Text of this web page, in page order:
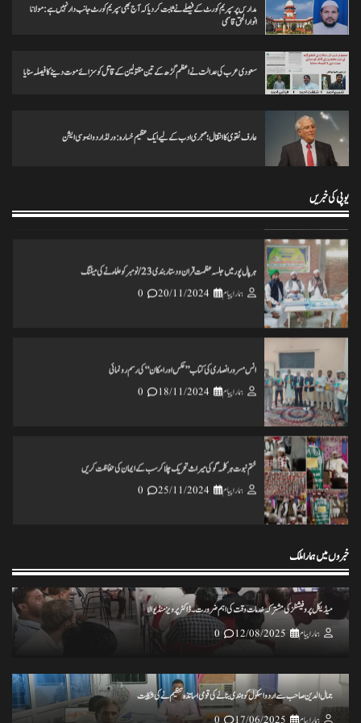
مدارس پر سپریم کورٹ کے فیصلے نے ثابت کردیا کہ آج بھی سپریم کورٹ جانب دار نہیں ہے: مولانا
انوارالحق قاسمی
سعودی عرب کی عدالت نے اعظم گڑھ کے تین مقتولین کے قاتل کو سزائے موت دینے کا فیصلہ سنایا
عارف نقوی کا انتقال؛ مہجری ادب کے لیے ایک عظیم خسارہ: ورلڈ اردو ایسوسی ایشن
یوپی کی خبریں
ختم نبوت ہر کلمہ گو کی میراث تحریک چلاکرسب کے ایمان کی حفاظت کریں
ہرپال پور میں جلسہ عظمت قران و دستاربندی 23/نومبر کو علماء نے کی میٹنگ
انس مسرور انصاری کی کتاب ’’عکس اورامکان ‘‘ کی رسم رونمائی
ختم نبوت ہر کلمہ گو کی میراث تحریک چلاکرسب کے ایمان کی حفاظت کریں
ہمارا پیام
20/11/2024
0
ہمارا پیام
20/11/2024
0
خبروں میں ہمارا ملک
میڈیکل پروفیشنلز کی مشترکہ خدمات وقت کی اہم ضرورت۔ ڈاکٹر پرویز منڈیوالا
ہمارا پیام
12/08/2025
0
جمال الدین صاحب سے اردو اسکول کو ہندی بنانے کی قومی اساتذہ تنظیم نے کی شکایت